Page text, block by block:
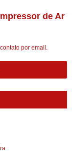
de Ar
por email.